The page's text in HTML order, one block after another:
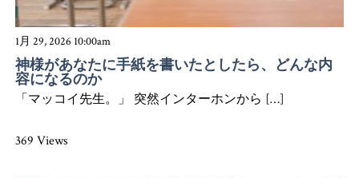
1月 29, 2026 10:00am
神様があなたに手紙を書いたとしたら、どんな内
容になるのか
「マッコイ先生。」 突然インターホンから […]
369 Views